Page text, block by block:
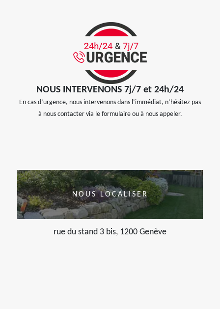
NOUS INTERVENONS 7j/7 et 24h/24
En cas d’urgence, nous intervenons dans l’immédiat, n’hésitez pas
à nous contacter via le formulaire ou à nous appeler.
NOUS LOCALISER
rue du stand 3 bis, 1200 Genève